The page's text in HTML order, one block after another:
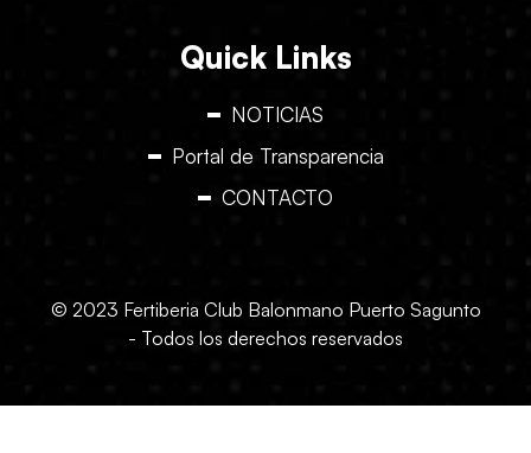
Quick Links
NOTICIAS
Portal de Transparencia
CONTACTO
© 2023 Fertiberia Club Balonmano Puerto Sagunto
- Todos los derechos reservados